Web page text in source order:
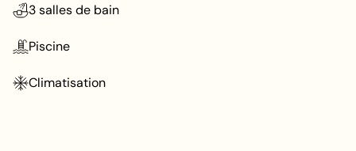
3salles de bain
Piscine
Climatisation